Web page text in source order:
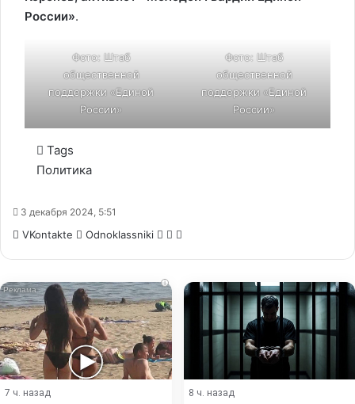
России».
Фото: Штаб
общественной
поддержки «Единой
России»
Фото: Штаб
общественной
поддержки «Единой
России»
Tags
Политика
3 декабря 2024, 5:51
VKontakte Odnoklassniki WhatsApp
Telegram
i
7 ч. назад
8 ч. назад